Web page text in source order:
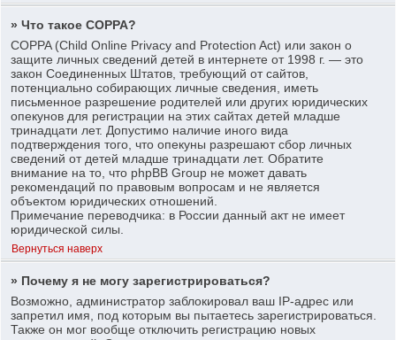
» Что такое COPPA?
COPPA (Child Online Privacy and Protection Act) или закон о
защите личных сведений детей в интернете от 1998 г. — это
закон Соединенных Штатов, требующий от сайтов,
потенциально собирающих личные сведения, иметь
письменное разрешение родителей или других юридических
опекунов для регистрации на этих сайтах детей младше
тринадцати лет. Допустимо наличие иного вида
подтверждения того, что опекуны разрешают сбор личных
сведений от детей младше тринадцати лет. Обратите
внимание на то, что phpBB Group не может давать
рекомендаций по правовым вопросам и не является
объектом юридических отношений.
Примечание переводчика: в России данный акт не имеет
юридической силы.
Вернуться наверх
» Почему я не могу зарегистрироваться?
Возможно, администратор заблокировал ваш IP-адрес или
запретил имя, под которым вы пытаетесь зарегистрироваться.
Также он мог вообще отключить регистрацию новых